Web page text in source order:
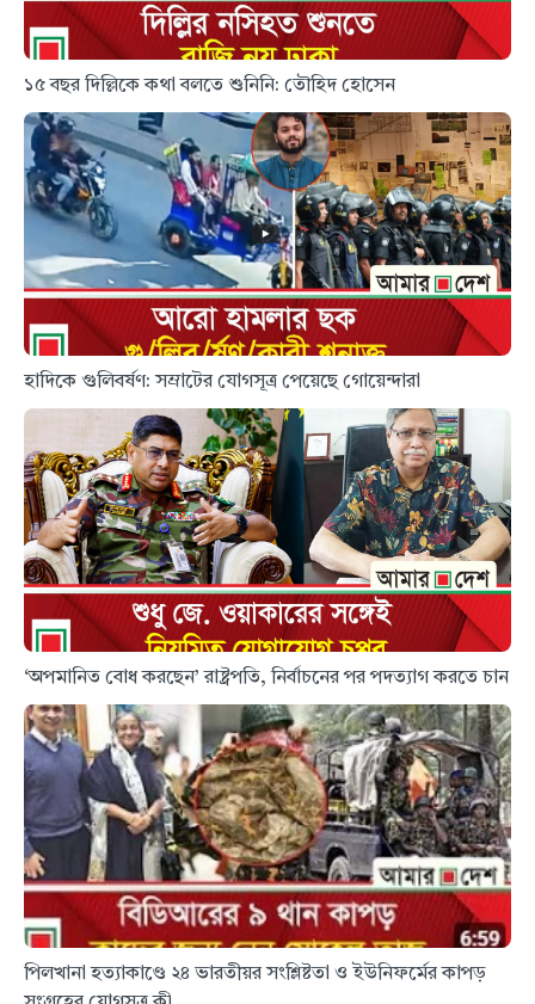
১৫ বছর দিল্লিকে কথা বলতে শুনিনি: তৌহিদ হোসেন
হাদিকে গুলিবর্ষণ: সম্রাটের যোগসূত্র পেয়েছে গোয়েন্দারা
‘অপমানিত বোধ করছেন’ রাষ্ট্রপতি, নির্বাচনের পর পদত্যাগ করতে চান
পিলখানা হত্যাকাণ্ডে ২৪ ভারতীয়র সংশ্লিষ্টতা ও ইউনিফর্মের কাপড়